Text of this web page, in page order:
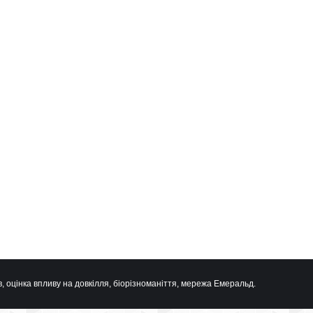
впливу на довкілля, біорізноманіття, мережа Емеральд.